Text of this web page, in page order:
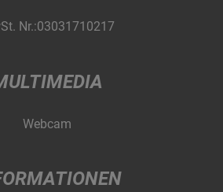
Nr.:03031710217
Webcam